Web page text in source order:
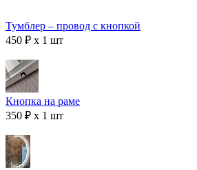
Тумблер – провод с кнопкой
450 ₽ x 1 шт
Кнопка на раме
350 ₽ x 1 шт